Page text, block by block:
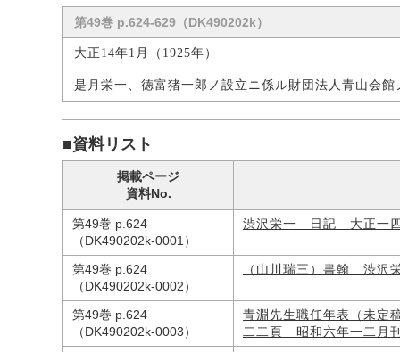
第49巻 p.624-629（DK490202k）
大正14年1月（1925年）
是月栄一、徳富猪一郎ノ設立ニ係ル財団法人青山会
■資料リスト
掲載ページ
資料No.
第49巻 p.624
（DK490202k-0001）
渋沢栄一 日記 大正一
第49巻 p.624
（DK490202k-0002）
（山川瑞三）書翰 渋沢
第49巻 p.624
（DK490202k-0003）
青淵先生職任年表（未
二二頁 昭和六年一二月